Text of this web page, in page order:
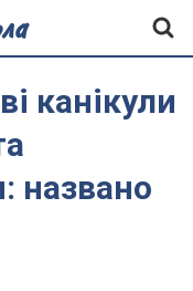
канікули
названо